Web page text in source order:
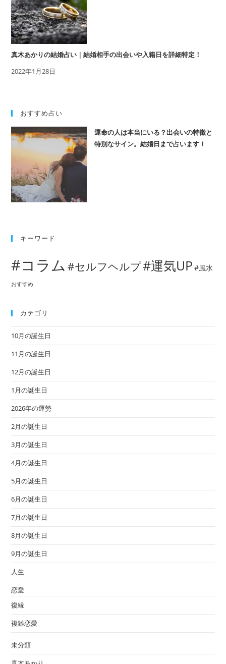
真木あかりの結婚占い｜結婚相手の出会いや入籍日を詳細特定！
2022年1月28日
おすすめ占い
運命の人は本当にいる？出会いの特徴と
特別なサイン。結婚日まで占います！
キーワード
#コラム #セルフヘルプ#運気UP #風水
おすすめ
カテゴリ
10月の誕生日
11月の誕生日
12月の誕生日
1月の誕生日
2026年の運勢
2月の誕生日
3月の誕生日
4月の誕生日
5月の誕生日
6月の誕生日
7月の誕生日
8月の誕生日
9月の誕生日
人生
恋愛
復縁
複雑恋愛
未分類